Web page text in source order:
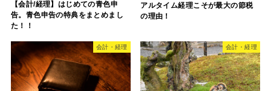
【会計/経理】はじめての青色申
告。青色申告の特典をまとめまし
た！！
アルタイム経理こそが最大の節税
の理由！
会計・経理 会計・経理